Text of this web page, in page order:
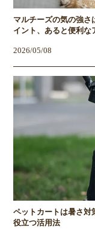
マルチーズの気の強さ
イント、あると便利な
2026/05/08
ペットカートは暑さ対
役立つ活用法